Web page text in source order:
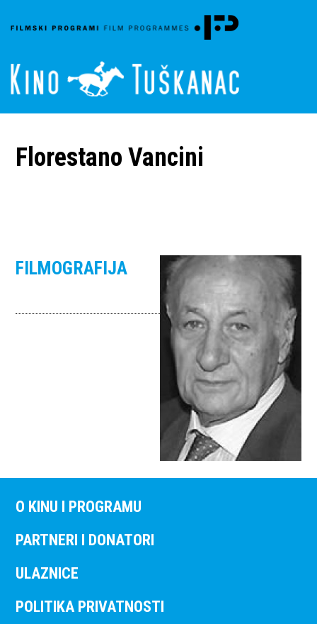
Florestano Vancini
FILMOGRAFIJA
O KINU I PROGRAMU
PARTNERI I DONATORI
ULAZNICE
POLITIKA PRIVATNOSTI